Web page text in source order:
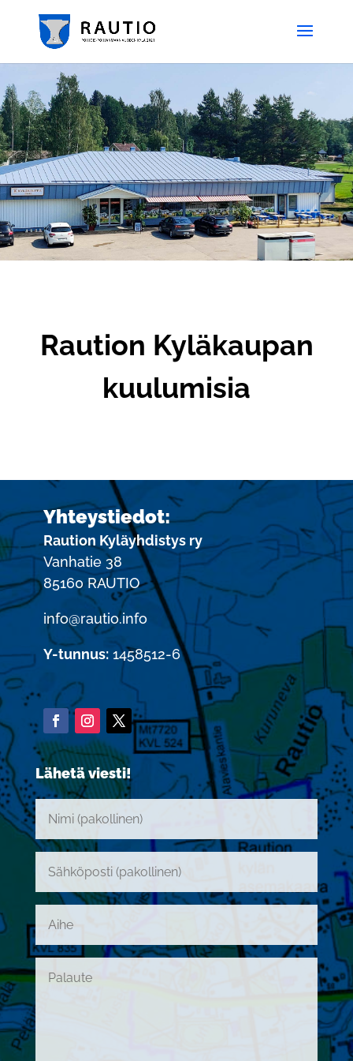
Raution Kyläkaupan
kuulumisia
Yhteystiedot:
Raution Kyläyhdistys ry
Vanhatie 38
85160 RAUTIO
info@rautio.info
Y-tunnus:1458512-6
Lähetä viesti!